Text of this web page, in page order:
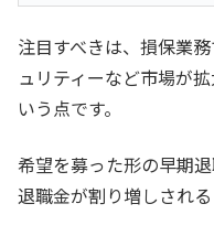
注目すべきは、損保業
ュリティーなど市場が
いう点です。
希望を募った形の早期
退職金が割り増しされる